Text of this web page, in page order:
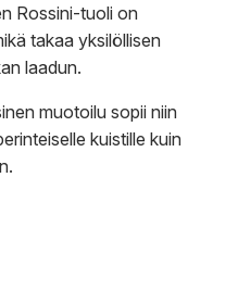
Rossini-tuoli on
takaa yksilöllisen
laadun.
muotoilu sopii niin
kuistille kuin